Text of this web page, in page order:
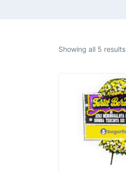
Showing all 5 results